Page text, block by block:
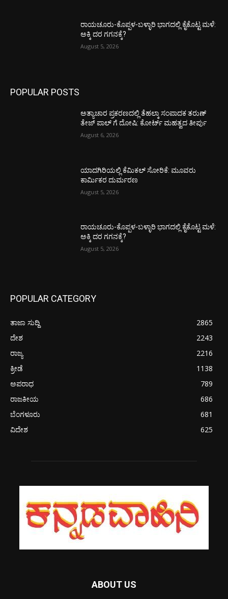
ರಾಯಚೂರು-ಕೊಪ್ಪಳ-ಬಳ್ಳಾರಿ ಭಾಗದಲ್ಲಿ ಕೈಕೊಟ್ಟ ಮಳೆ:
ಅಕ್ಕಿ ದರ ಗಗನಕ್ಕೆ?
August 5, 2026
POPULAR POSTS
ಅತ್ಯಾಚಾರ ಪ್ರಕರಣದಲ್ಲಿ ತೆಹಲ್ಕಾ ಸಂಪಾದಕ ತರುಣ್‌
ತೇಜ್‌ ಪಾಲ್‌ ಗೆ ದೋಷಿ: ಕೋರ್ಟ್‌ ಮಹತ್ವದ ತೀರ್ಪು
August 6, 2026
ಯಾದಗಿರಿಯಲ್ಲಿ ಕೆಮಿಕಲ್ ಸೋರಿಕೆ: ಮೂವರು
ಕಾರ್ಮಿಕರ ದುರ್ಮರಣ
August 5, 2026
ರಾಯಚೂರು-ಕೊಪ್ಪಳ-ಬಳ್ಳಾರಿ ಭಾಗದಲ್ಲಿ ಕೈಕೊಟ್ಟ ಮಳೆ:
ಅಕ್ಕಿ ದರ ಗಗನಕ್ಕೆ?
August 5, 2026
POPULAR CATEGORY
ತಾಜಾ ಸುದ್ದಿ
2865
ದೇಶ
2243
ರಾಜ್ಯ
2216
ಕ್ರೀಡೆ
1138
ಅಪರಾಧ
789
ರಾಜಕೀಯ
686
ಬೆಂಗಳೂರು
681
ವಿದೇಶ
625
ABOUT US